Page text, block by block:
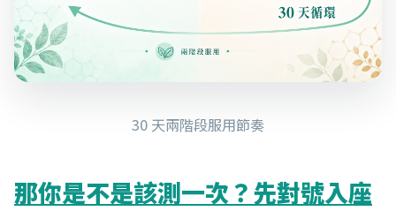
30 天兩階段服用節奏
那你是不是該測一次？先對號入座